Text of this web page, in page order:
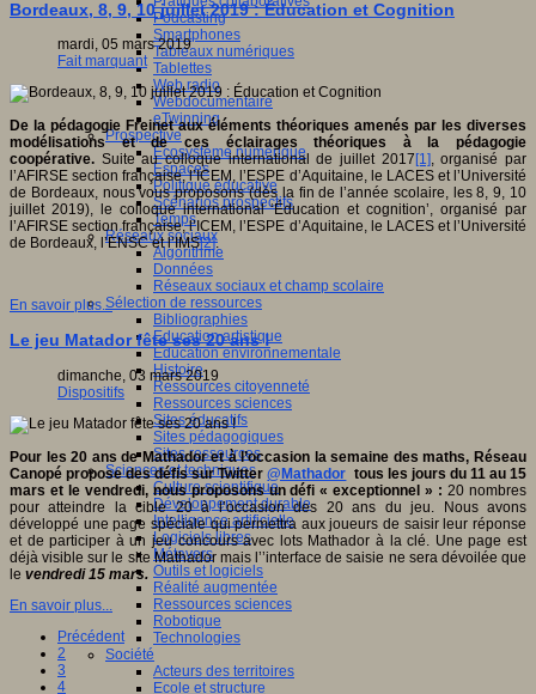
Podcasting
Smartphones
Tableaux numériques
Tablettes
Web radio
Webdocumentaire
eTwinning
Prospective
Ecosystème numérique
Espaces
Politique éducative
Scénarios prospectifs
Temps
Réseaux sociaux
Algorithme
Données
Réseaux sociaux et champ scolaire
Sélection de ressources
Bibliographies
Education artistique
Education environnementale
Histoire
Ressources citoyenneté
Ressources sciences
Sites éducatifs
Sites pédagogiques
Sites ressources
Sciences et techniques
Culture scientifique
Développement durable
Intelligence artificielle
Logiciels libres
Métavers
Outils et logiciels
Réalité augmentée
Ressources sciences
Robotique
Technologies
Société
Acteurs des territoires
Ecole et structure
Bordeaux, 8, 9, 10 juillet 2019 : Éducation et Cognition
mardi, 05 mars 2019
Fait marquant
De la pédagogie Freinet aux éléments théoriques amenés par les diverses
modélisations et de ces éclairages théoriques à la pédagogie
coopérative. Suite au colloque international de juillet 2017 [1], organisé par
l’AFIRSE section française, l’ICEM, l’ESPE d’Aquitaine, le LACES et l’Université
de Bordeaux, nous vous proposons (dès la fin de l’année scolaire, les 8, 9, 10
juillet 2019), le colloque international ‘Éducation et cognition’, organisé par
l’AFIRSE section française, l’ICEM, l’ESPE d’Aquitaine, le LACES et l’Université
de Bordeaux, l’ENSC et l’IMS[2].
En savoir plus...
Le jeu Matador fête ses 20 ans !
dimanche, 03 mars 2019
Dispositifs
Pour les 20 ans de Mathador et à l’occasion la semaine des maths, Réseau
Canopé propose des défis sur Twitter@Mathador tous les jours du 11 au 15
mars et le vendredi, nous proposons un défi « exceptionnel » : 20 nombres
pour atteindre la cible 20 à l’occasion des 20 ans du jeu. Nous avons
développé une page spéciale qui permettra aux joueurs de saisir leur réponse
et de participer à un jeu concours avec lots Mathador à la clé. Une page est
déjà visible sur le site Mathador mais l’’interface de saisie ne sera dévoilée que
le vendredi 15 mars.
En savoir plus...
Précédent
2
3
4